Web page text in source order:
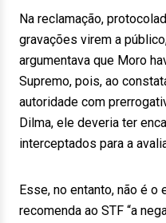
Na reclamação,
gravações virem a
argumentava que Moro
Supremo, pois, ao
autoridade com
Dilma, ele deveria ter
interceptados para a
Esse, no entanto, não é o
recomenda ao STF “a